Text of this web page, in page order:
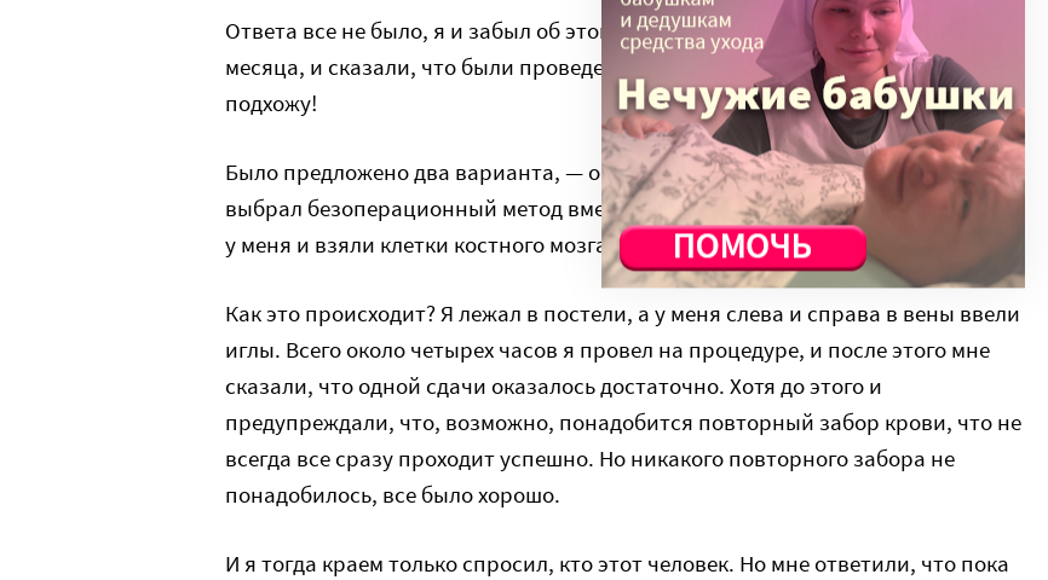
Ответа все не было, я и забыл об этом. Просто забыл. Прошел год и четыре
месяца, и сказали, что были проведены анализы, и что я подхожу. Возможно
подхожу!
Было предложено два варианта, — операционный и безоперационный. Я
выбрал безоперационный метод вмешательства. И после этого, собственно,
у меня и взяли клетки костного мозга.
Как это происходит? Я лежал в постели, а у меня слева и справа в вены ввели
иглы. Всего около четырех часов я провел на процедуре, и после этого мне
сказали, что одной сдачи оказалось достаточно. Хотя до этого и
предупреждали, что, возможно, понадобится повторный забор крови, что не
всегда все сразу проходит успешно. Но никакого повторного забора не
понадобилось, все было хорошо.
И я тогда краем только спросил, кто этот человек. Но мне ответили, что пока